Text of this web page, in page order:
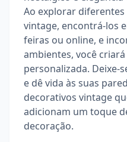
Ao explorar
vintage, encontrá-los
feiras ou online, e
ambientes, você
personalizada. Deixe-
e dê vida às suas
decorativos vintage
adicionam um toque
decoração.